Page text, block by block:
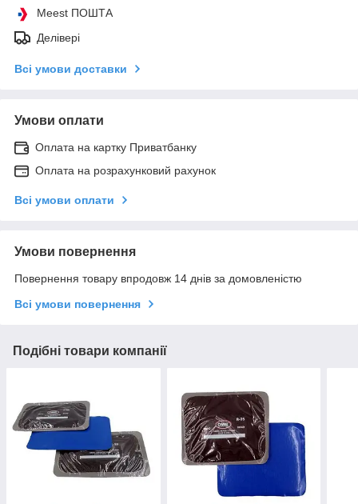
Meest ПОШТА
Делівері
Всі умови доставки
Умови оплати
Оплата на картку Приватбанку
Оплата на розрахунковий рахунок
Всі умови оплати
Умови повернення
Повернення товару впродовж 14 днів за домовленістю
Всі умови повернення
Подібні товари компанії